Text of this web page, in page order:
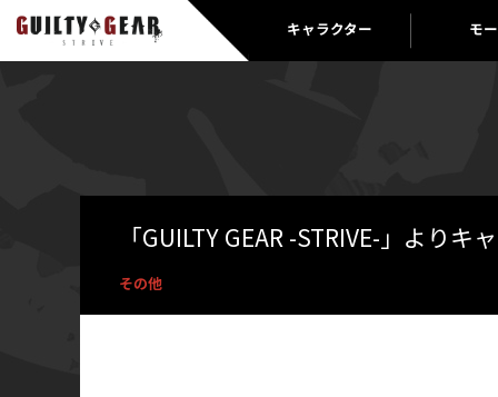
キャラクター モ
「GUILTY GEAR -STRIVE-」より
その他